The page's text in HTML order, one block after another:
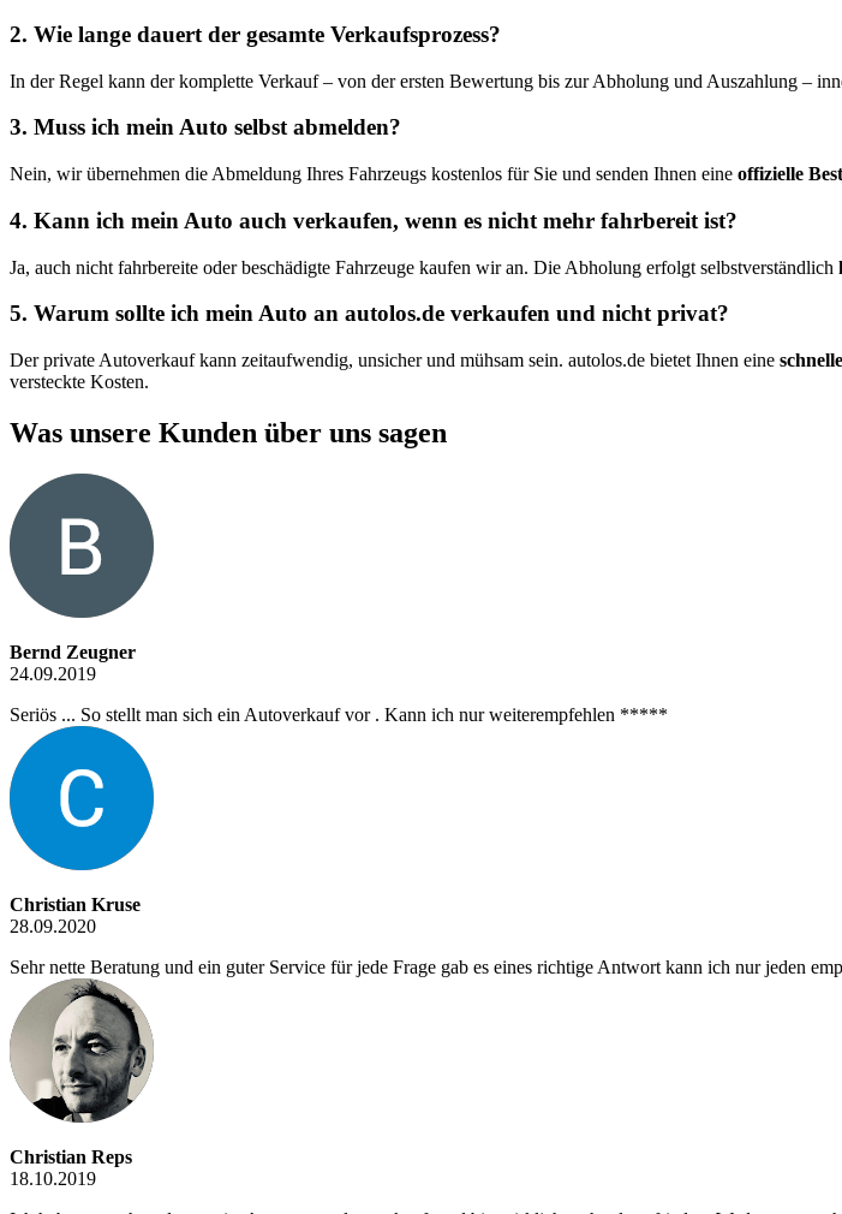
2. Wie lange dauert der gesamte Verkaufsprozess?
In der Regel kann der komplette Verkauf – von der ersten Bewertung bis zur Abholung und Auszahlung –
3. Muss ich mein Auto selbst abmelden?
Nein, wir übernehmen die Abmeldung Ihres Fahrzeugs kostenlos für Sie und senden Ihnen eine offizielle
4. Kann ich mein Auto auch verkaufen, wenn es nicht mehr fahrbereit ist?
Ja, auch nicht fahrbereite oder beschädigte Fahrzeuge kaufen wir an. Die Abholung erfolgt selbstverständlich
5. Warum sollte ich mein Auto an autolos.de verkaufen und nicht privat?
Der private Autoverkauf kann zeitaufwendig, unsicher und mühsam sein. autolos.de bietet Ihnen eine
versteckte Kosten.
Was unsere Kunden über uns sagen
Bernd Zeugner
24.09.2019
Seriös ... So stellt man sich ein Autoverkauf vor . Kann ich nur weiterempfehlen *****
Christian Kruse
28.09.2020
Sehr nette Beratung und ein guter Service für jede Frage gab es eines richtige Antwort kann ich nur jeden
Christian Reps
18.10.2019